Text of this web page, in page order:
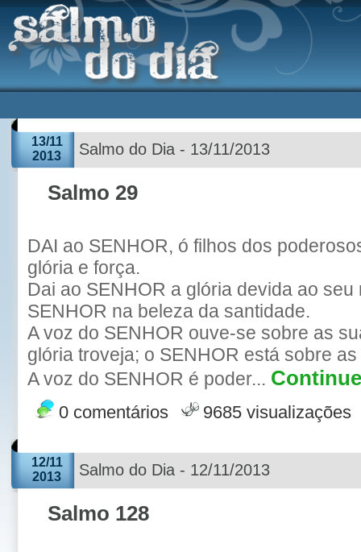
13/11
2013
Salmo do Dia - 13/11/2013
Salmo 29
DAI ao SENHOR, ó filhos dos
glória e força.
Dai ao SENHOR a glória devida ao seu
SENHOR na beleza da santidade.
A voz do SENHOR ouve-se sobre as
glória troveja; o SENHOR está sobre
A voz do SENHOR é poder...
0 comentários 9685 visualizações
12/11
2013
Salmo do Dia - 12/11/2013
Salmo 128